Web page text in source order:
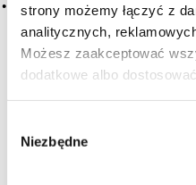
strony możemy łączyć z
analitycznych,
Możesz zaakceptować
dodatkowe albo
zgody
Niezbędne
Czy masz
mleczny
aromat pochodzący od
ubocznym produktem
diacetylu (związku
kakao, piwie, miodzie);
fermentacji … Więcej mleczny